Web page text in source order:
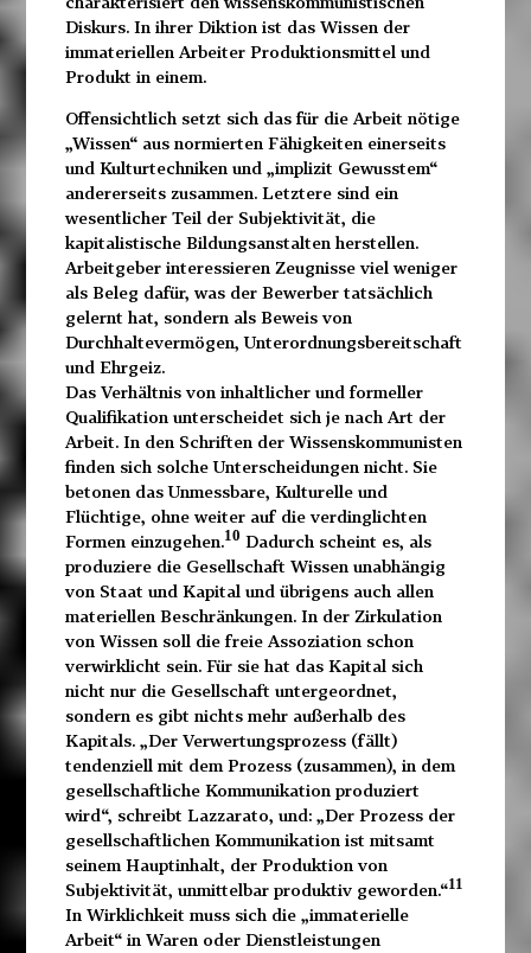
Diskurs. In ihrer Diktion ist das Wissen der
immateriellen Arbeiter Produktionsmittel und
Produkt in einem.
Offensichtlich setzt sich das für die Arbeit nötige
„Wissen“ aus normierten Fähigkeiten einerseits
und Kulturtechniken und „implizit Gewusstem“
andererseits zusammen. Letztere sind ein
wesentlicher Teil der Subjektivität, die
kapitalistische Bildungsanstalten herstellen.
Arbeitgeber interessieren Zeugnisse viel weniger
als Beleg dafür, was der Bewerber tatsächlich
gelernt hat, sondern als Beweis von
Durchhaltevermögen, Unterordnungsbereitschaft
und Ehrgeiz.
Das Verhältnis von inhaltlicher und formeller
Qualifikation unterscheidet sich je nach Art der
Arbeit. In den Schriften der Wissenskommunisten
finden sich solche Unterscheidungen nicht. Sie
betonen das Unmessbare, Kulturelle und
Flüchtige, ohne weiter auf die verdinglichten
Formen einzugehen.10 Dadurch scheint es, als
produziere die Gesellschaft Wissen unabhängig
von Staat und Kapital und übrigens auch allen
materiellen Beschränkungen. In der Zirkulation
von Wissen soll die freie Assoziation schon
verwirklicht sein. Für sie hat das Kapital sich
nicht nur die Gesellschaft untergeordnet,
sondern es gibt nichts mehr außerhalb des
Kapitals. „Der Verwertungsprozess (fällt)
tendenziell mit dem Prozess (zusammen), in dem
gesellschaftliche Kommunikation produziert
wird“, schreibt Lazzarato, und: „Der Prozess der
gesellschaftlichen Kommunikation ist mitsamt
seinem Hauptinhalt, der Produktion von
Subjektivität, unmittelbar produktiv geworden.“11
In Wirklichkeit muss sich die „immaterielle
Arbeit“ in Waren oder Dienstleistungen